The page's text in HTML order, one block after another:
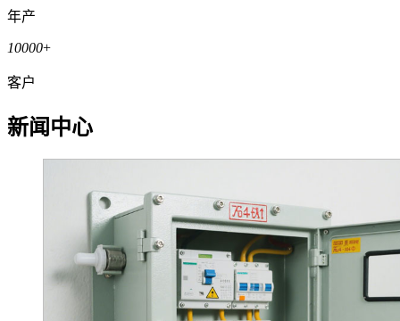
年产
10000+
客户
新闻中心